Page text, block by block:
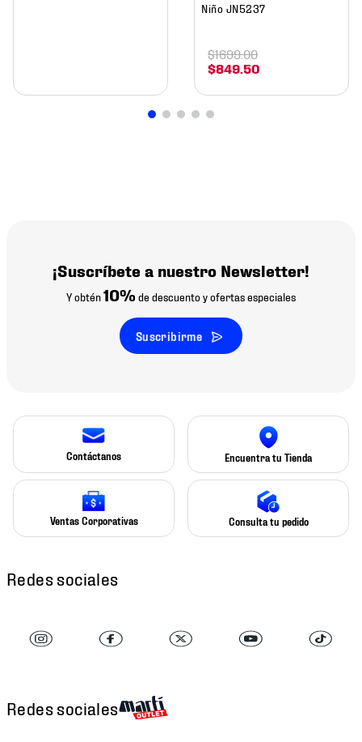
Niño JN5237
$849.50
$1699.00
¡Suscríbete a nuestro Newsletter!
Y obtén10% de descuento y ofertas especiales
Suscribirme
Contáctanos Encuentra tu Tienda
Ventas Corporativas Consulta tu pedido
Redes sociales
Redes sociales